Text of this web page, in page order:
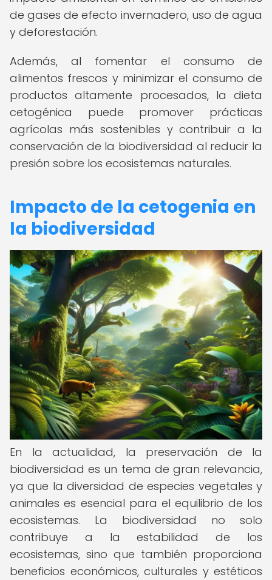
de gases de efecto invernadero, uso de agua
y deforestación.
Además, al fomentar el consumo de
alimentos frescos y minimizar el consumo de
productos altamente procesados, la dieta
cetogénica puede promover prácticas
agrícolas más sostenibles y contribuir a la
conservación de la biodiversidad al reducir la
presión sobre los ecosistemas naturales.
Impacto de la cetogenia en
la biodiversidad
En la actualidad, la preservación de la
biodiversidad es un tema de gran relevancia,
ya que la diversidad de especies vegetales y
animales es esencial para el equilibrio de los
ecosistemas. La biodiversidad no solo
contribuye a la estabilidad de los
ecosistemas, sino que también proporciona
beneficios económicos, culturales y estéticos